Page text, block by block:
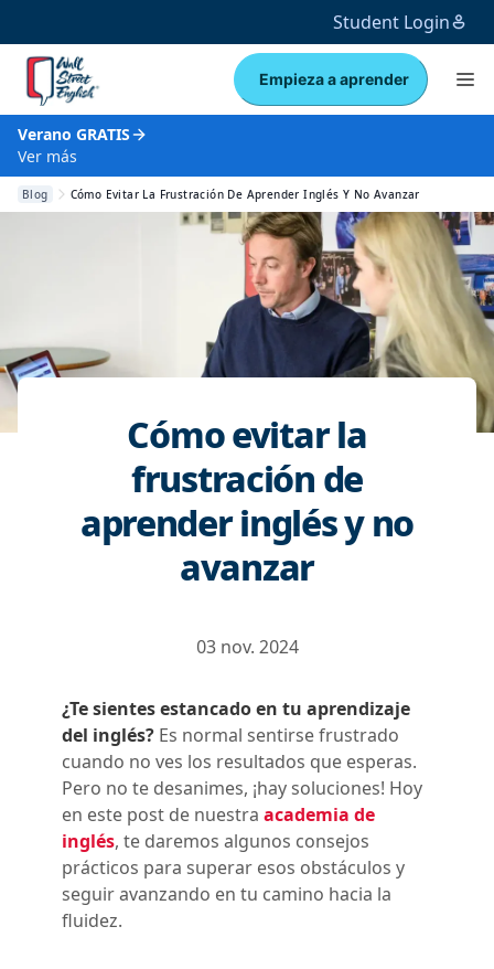
Student Login
Empieza a aprender
Verano GRATIS
Ver más
Blog Cómo Evitar La Frustración De Aprender Inglés Y No Avanzar
Cómo evitar la
frustración de
aprender inglés y no
avanzar
03 nov. 2024
¿Te sientes estancado en tu aprendizaje
del inglés? Es normal sentirse frustrado
cuando no ves los resultados que esperas.
Pero no te desanimes, ¡hay soluciones! Hoy
en este post de nuestra academia de
inglés, te daremos algunos consejos
prácticos para superar esos obstáculos y
seguir avanzando en tu camino hacia la
fluidez.